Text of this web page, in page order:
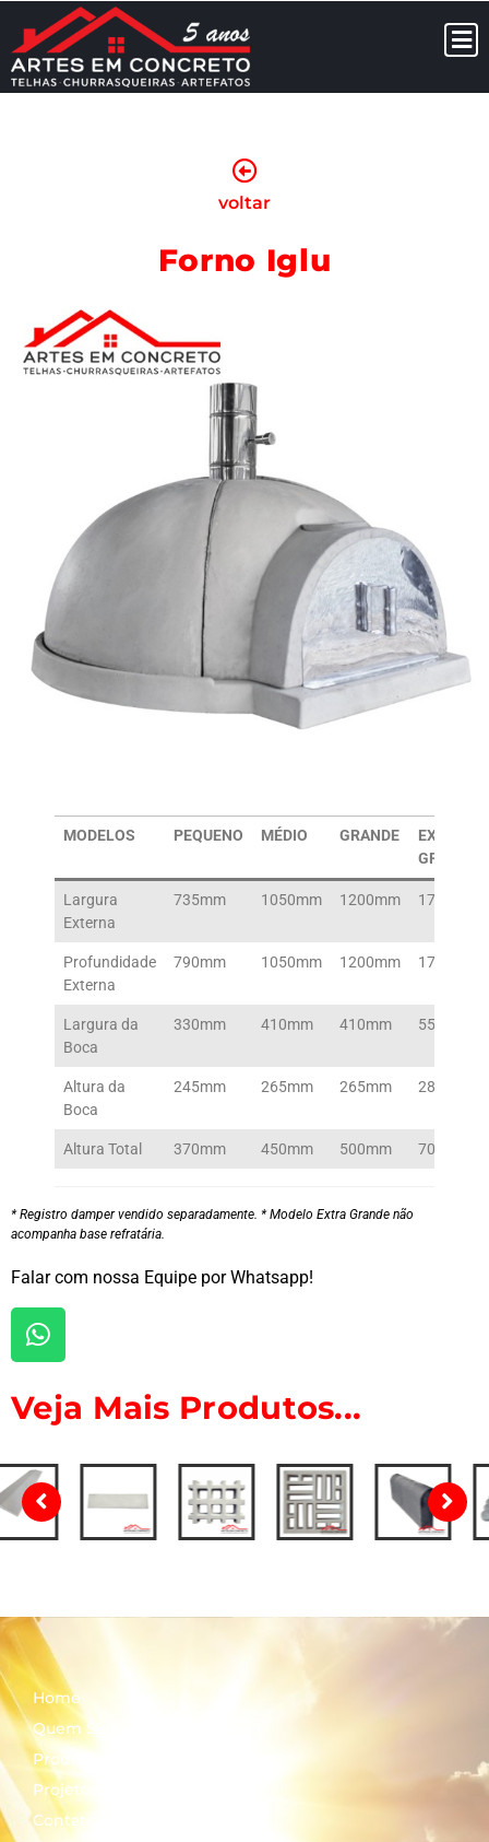
MODELOS PEQUENO MÉDIO GRANDE
EXTRA
GRANDE
Largura
Externa
735mm 1050mm 1200mm 1700mm
Profundidade
Externa
790mm 1050mm 1200mm 1700mm
Largura da
Boca
330mm 410mm 410mm 550mm
Altura da
Boca
245mm 265mm 265mm 280mm
Altura Total 370mm 450mm 500mm 700mm
* Registro damper vendido separadamente. * Modelo Extra Grande não
acompanha base refratária.
Falar com nossa Equipe por Whatsapp!
voltar
Forno Iglu
Veja Mais Produtos...
Home
Quem Somos
Produtos
Projetos
Contato